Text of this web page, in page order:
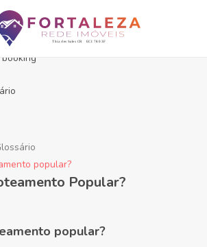
Eusébio
popular?
Popular?
popular?